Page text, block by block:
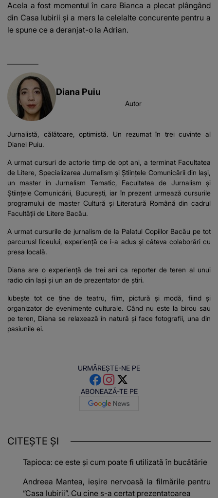
Acela a fost momentul în care Bianca a plecat plângând
din Casa Iubirii și a mers la celelalte concurente pentru a
le spune ce a deranjat-o la Adrian.
Diana Puiu
Autor
Jurnalistă, călătoare, optimistă. Un rezumat în trei cuvinte al
Dianei Puiu.
A urmat cursuri de actorie timp de opt ani, a terminat Facultatea
de Litere, Specializarea Jurnalism și Științele Comunicării din Iași,
un master în Jurnalism Tematic, Facultatea de Jurnalism și
Științele Comunicării, București, iar în prezent urmează cursurile
programului de master Cultură și Literatură Română din cadrul
Facultății de Litere Bacău.
A urmat cursurile de jurnalism de la Palatul Copiilor Bacău pe tot
parcurusl liceului, experiență ce i-a adus și câteva colaborări cu
presa locală.
Diana are o experiență de trei ani ca reporter de teren al unui
radio din Iași și un an de prezentator de știri.
Iubește tot ce ține de teatru, film, pictură și modă, fiind și
organizator de evenimente culturale. Când nu este la birou sau
pe teren, Diana se relaxează în natură și face fotografii, una din
pasiunile ei.
URMĂREȘTE-NE PE
ABONEAZĂ-TE PE
CITEȘTE ȘI
Tapioca: ce este și cum poate fi utilizată în bucătărie
Andreea Mantea, ieșire nervoasă la filmările pentru
”Casa Iubirii”. Cu cine s-a certat prezentatoarea